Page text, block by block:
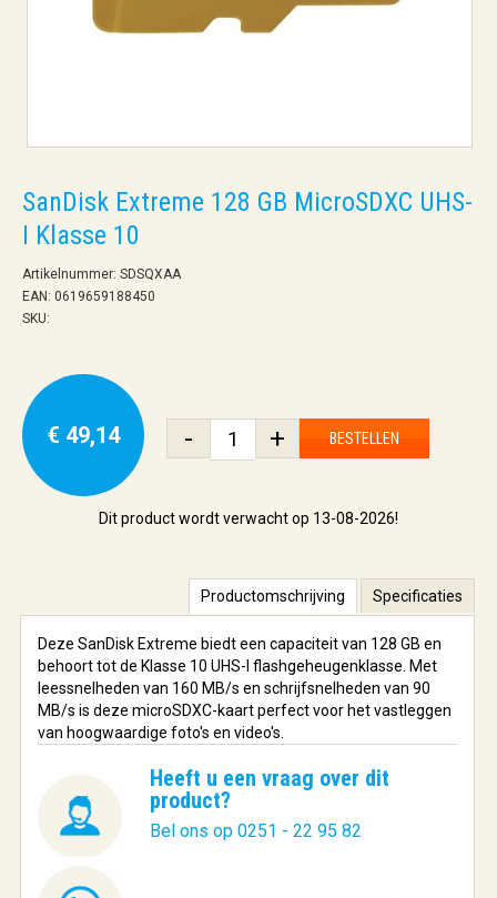
SanDisk Extreme 128 GB MicroSDXC UHS-
I Klasse 10
Artikelnummer: SDSQXAA
EAN: 0619659188450
SKU:
€ 49,14 - + BESTELLEN
Dit product wordt verwacht op 13-08-2026!
Productomschrijving Specificaties
Deze SanDisk Extreme biedt een capaciteit van 128 GB en
behoort tot de Klasse 10 UHS-I flashgeheugenklasse. Met
leessnelheden van 160 MB/s en schrijfsnelheden van 90
MB/s is deze microSDXC-kaart perfect voor het vastleggen
van hoogwaardige foto's en video's.
Heeft u een vraag over dit
product?
Bel ons op 0251 - 22 95 82